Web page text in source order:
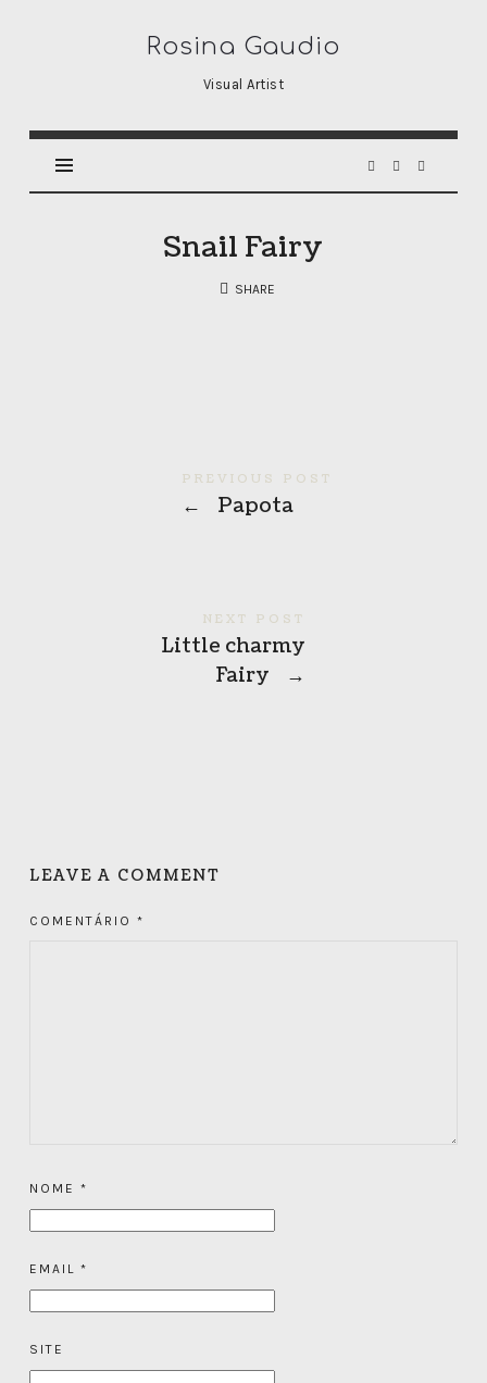
Rosina
Gaudio
Rosina Gaudio
Visual Artist
Snail Fairy
SHARE
PREVIOUS POST
← Papota
NEXT POST
Little charmy
Fairy
→
LEAVE A COMMENT
COMENTÁRIO *
NOME *
EMAIL *
SITE